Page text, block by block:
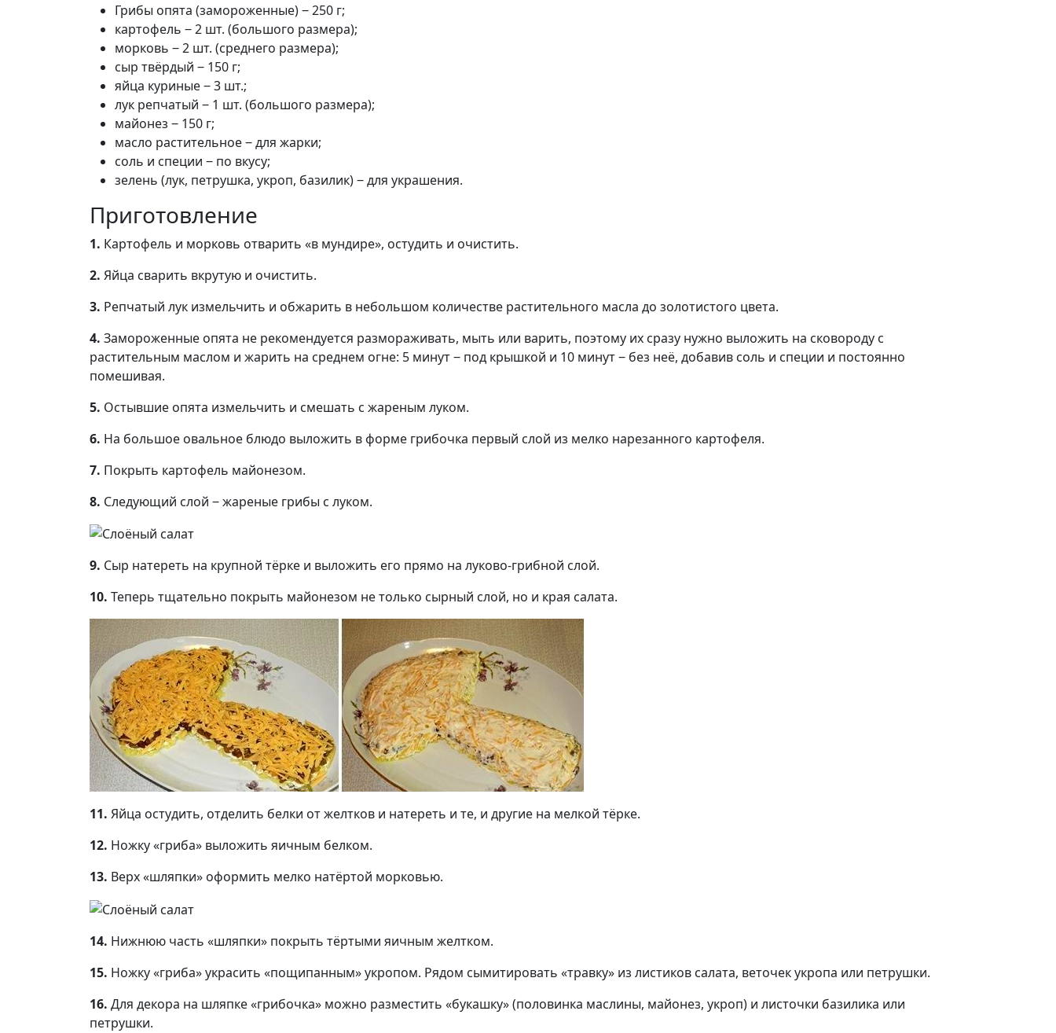
Грибы опята (замороженные) ‒ 250 г;
картофель ‒ 2 шт. (большого размера);
морковь ‒ 2 шт. (среднего размера);
сыр твёрдый ‒ 150 г;
яйца куриные ‒ 3 шт.;
лук репчатый ‒ 1 шт. (большого размера);
майонез ‒ 150 г;
масло растительное ‒ для жарки;
соль и специи ‒ по вкусу;
зелень (лук, петрушка, укроп, базилик) ‒ для украшения.
Приготовление
1. Картофель и морковь отварить «в мундире», остудить и очистить.
2. Яйца сварить вкрутую и очистить.
3. Репчатый лук измельчить и обжарить в небольшом количестве растительного масла до золотистого цвета.
4. Замороженные опята не рекомендуется размораживать, мыть или варить, поэтому их сразу нужно выложить на сковороду с
растительным маслом и жарить на среднем огне: 5 минут ‒ под крышкой и 10 минут ‒ без неё, добавив соль и специи и постоянно
помешивая.
5. Остывшие опята измельчить и смешать с жареным луком.
6. На большое овальное блюдо выложить в форме грибочка первый слой из мелко нарезанного картофеля.
7. Покрыть картофель майонезом.
8. Следующий слой ‒ жареные грибы с луком.
9. Сыр натереть на крупной тёрке и выложить его прямо на луково-грибной слой.
10. Теперь тщательно покрыть майонезом не только сырный слой, но и края салата.
11. Яйца остудить, отделить белки от желтков и натереть и те, и другие на мелкой тёрке.
12. Ножку «гриба» выложить яичным белком.
13. Верх «шляпки» оформить мелко натёртой морковью.
14. Нижнюю часть «шляпки» покрыть тёртыми яичным желтком.
15. Ножку «гриба» украсить «пощипанным» укропом. Рядом сымитировать «травку» из листиков салата, веточек укропа или петрушки.
16. Для декора на шляпке «грибочка» можно разместить «букашку» (половинка маслины, майонез, укроп) и листочки базилика или
петрушки.